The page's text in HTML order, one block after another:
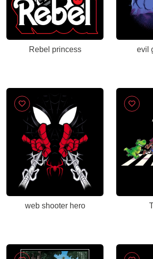
Rebel princess evil
web shooter hero